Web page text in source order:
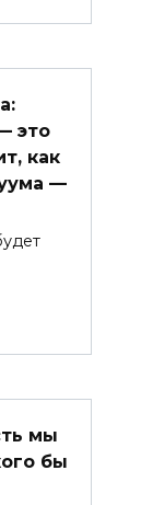
это
как
—
мы
бы